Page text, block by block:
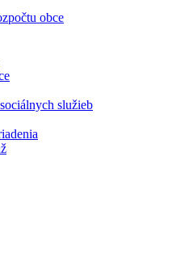
obce
služieb